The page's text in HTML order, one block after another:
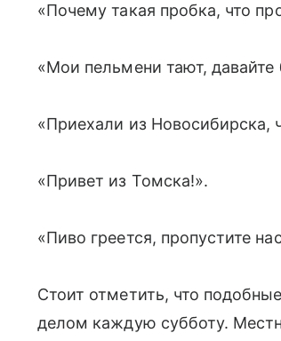
«Почему такая пробка, что
«Мои пельмени тают, давайте
«Приехали из Новосибирска,
«Привет из Томска!».
«Пиво греется, пропустите
Стоит отметить, что
делом каждую субботу.